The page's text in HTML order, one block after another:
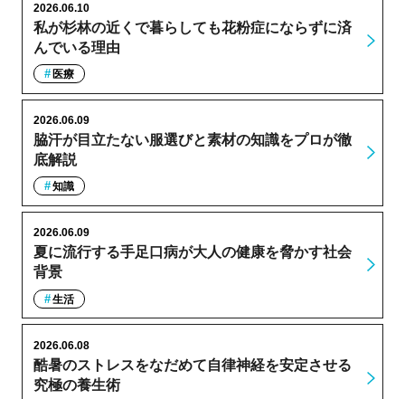
私が杉林の近くで暮らしても花粉症にならずに済
んでいる理由
2026.06.10
医療
脇汗が目立たない服選びと素材の知識をプロが徹
底解説
2026.06.09
知識
夏に流行する手足口病が大人の健康を脅かす社会
背景
2026.06.09
生活
酷暑のストレスをなだめて自律神経を安定させる
究極の養生術
2026.06.08